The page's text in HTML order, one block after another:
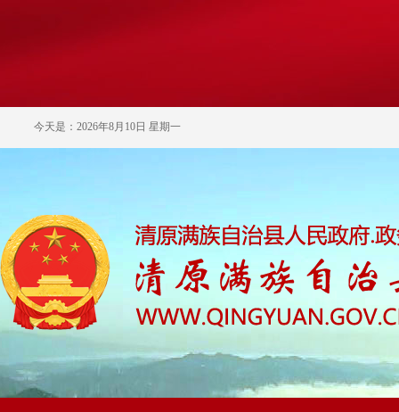
今天是：2026年8月10日 星期一